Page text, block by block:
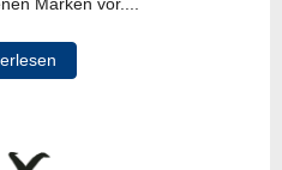
Marken vor....